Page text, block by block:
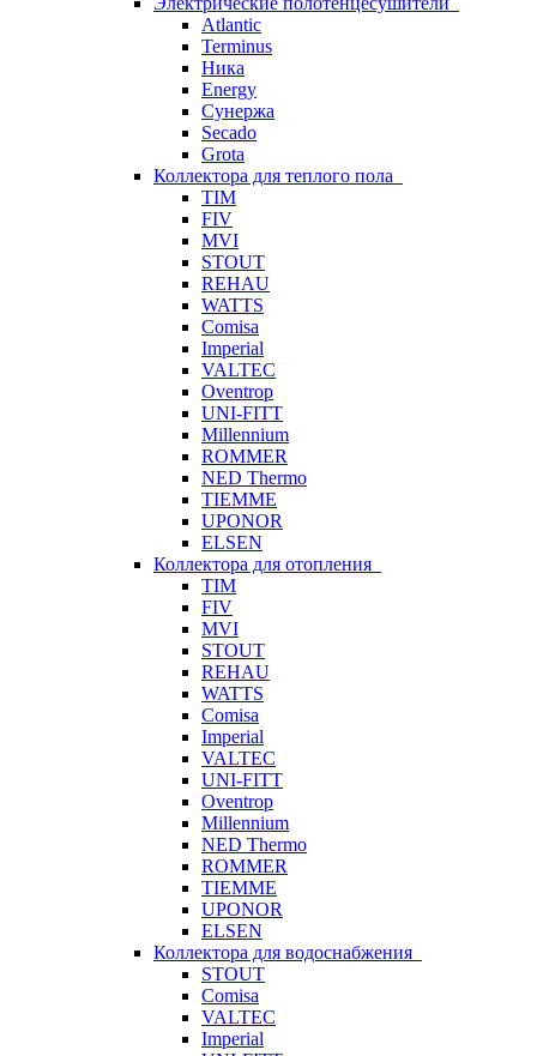
Atlantic
Terminus
Ника
Energy
Сунержа
Secado
Grota
Коллектора для теплого пола
TIM
FIV
MVI
STOUT
REHAU
WATTS
Comisa
Imperial
VALTEC
Oventrop
UNI-FITT
Millennium
ROMMER
NED Thermo
TIEMME
UPONOR
ELSEN
Коллектора для отопления
TIM
FIV
MVI
STOUT
REHAU
WATTS
Comisa
Imperial
VALTEC
UNI-FITT
Oventrop
Millennium
NED Thermo
ROMMER
TIEMME
UPONOR
ELSEN
Коллектора для водоснабжения
STOUT
Comisa
VALTEC
Imperial